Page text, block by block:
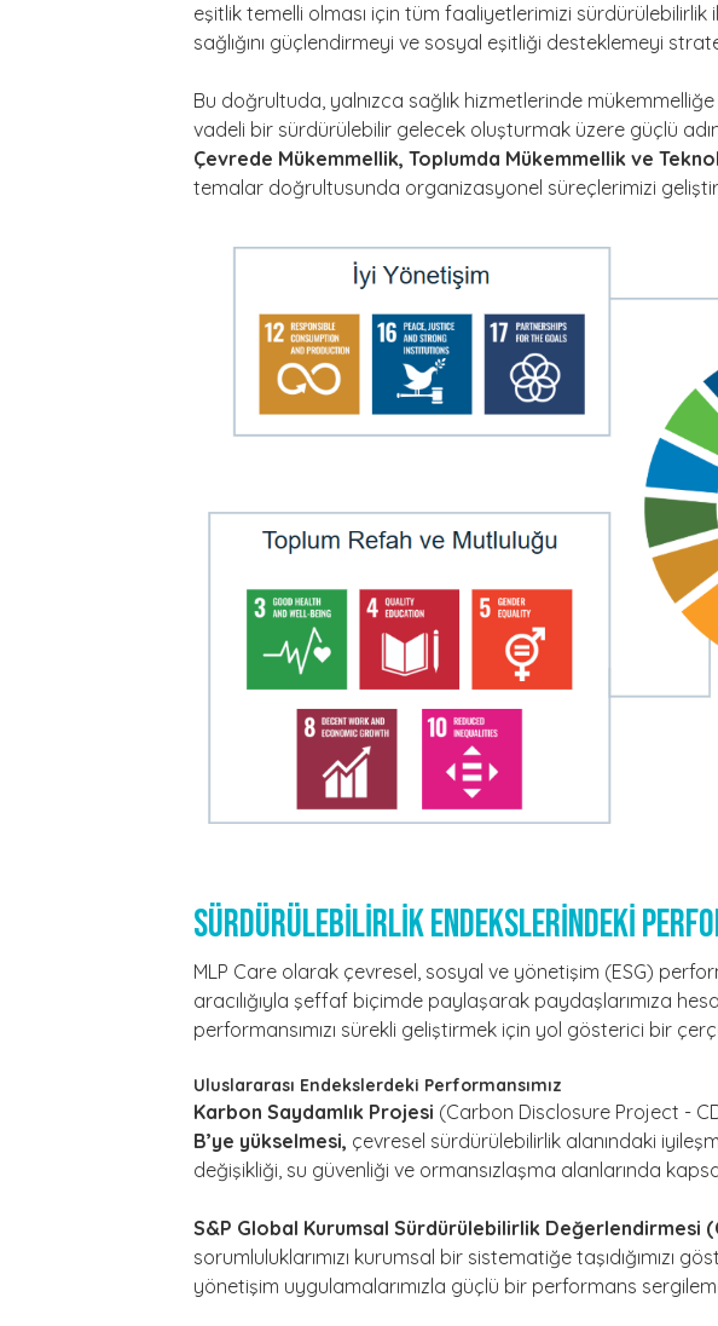
eşitlik temelli olması için tüm faaliyetlerimizi
sağlığını güçlendirmeyi ve sosyal eşitliği desteklemeyi
Bu doğrultuda, yalnızca sağlık hizmetlerinde
vadeli bir sürdürülebilir gelecek oluşturmak üzere güçlü
Çevrede Mükemmellik, Toplumda Mükemmellik ve
temalar doğrultusunda organizasyonel süreçlerimizi
SÜRDÜRÜLEBİLİRLİK ENDEKSLERİNDEKİ
MLP Care olarak çevresel, sosyal ve yönetişim (ESG)
aracılığıyla şeffaf biçimde paylaşarak paydaşlarımıza
performansımızı sürekli geliştirmek için yol gösterici bir
Uluslararası Endekslerdeki Performansımız
Karbon Saydamlık Projesi (Carbon Disclosure Project -
B’ye yükselmesi, çevresel sürdürülebilirlik alanındaki
değişikliği, su güvenliği ve ormansızlaşma alanlarında
S&P Global Kurumsal Sürdürülebilirlik Değerlendirmesi
sorumluluklarımızı kurumsal bir sistematiğe taşıdığımızı
yönetişim uygulamalarımızla güçlü bir performans